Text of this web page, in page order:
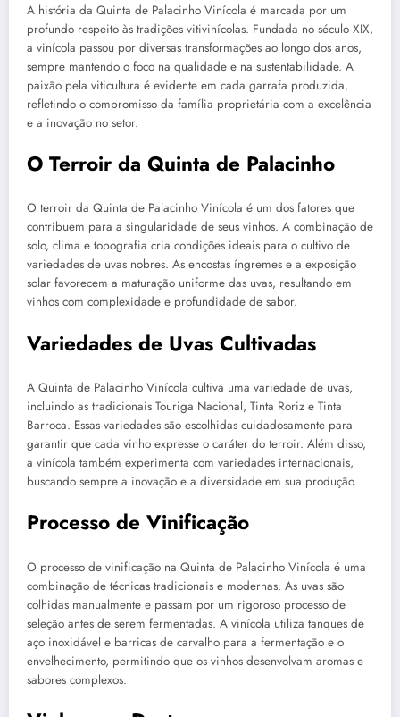
A história da Quinta de Palacinho Vinícola é marcada por um
profundo respeito às tradições vitivinícolas. Fundada no século XIX,
a vinícola passou por diversas transformações ao longo dos anos,
sempre mantendo o foco na qualidade e na sustentabilidade. A
paixão pela viticultura é evidente em cada garrafa produzida,
refletindo o compromisso da família proprietária com a excelência
e a inovação no setor.
O Terroir da Quinta de Palacinho
O terroir da Quinta de Palacinho Vinícola é um dos fatores que
contribuem para a singularidade de seus vinhos. A combinação de
solo, clima e topografia cria condições ideais para o cultivo de
variedades de uvas nobres. As encostas íngremes e a exposição
solar favorecem a maturação uniforme das uvas, resultando em
vinhos com complexidade e profundidade de sabor.
Variedades de Uvas Cultivadas
A Quinta de Palacinho Vinícola cultiva uma variedade de uvas,
incluindo as tradicionais Touriga Nacional, Tinta Roriz e Tinta
Barroca. Essas variedades são escolhidas cuidadosamente para
garantir que cada vinho expresse o caráter do terroir. Além disso,
a vinícola também experimenta com variedades internacionais,
buscando sempre a inovação e a diversidade em sua produção.
Processo de Vinificação
O processo de vinificação na Quinta de Palacinho Vinícola é uma
combinação de técnicas tradicionais e modernas. As uvas são
colhidas manualmente e passam por um rigoroso processo de
seleção antes de serem fermentadas. A vinícola utiliza tanques de
aço inoxidável e barricas de carvalho para a fermentação e o
envelhecimento, permitindo que os vinhos desenvolvam aromas e
sabores complexos.